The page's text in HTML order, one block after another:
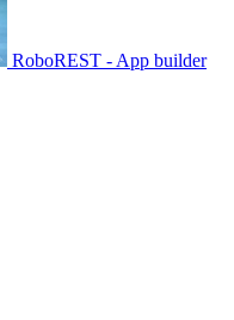
RoboREST - App builder